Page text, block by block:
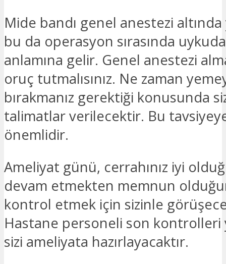
Mide bandı genel anestezi
bu da operasyon sırasında uykuda
anlamına gelir. Genel anestezi
oruç tutmalısınız. Ne zaman
bırakmanız gerektiği konusunda
talimatlar verilecektir. Bu
önemlidir.
Ameliyat günü, cerrahınız iyi
devam etmekten memnun
kontrol etmek için sizinle
Hastane personeli son kontrolleri
sizi ameliyata hazırlayacaktır.